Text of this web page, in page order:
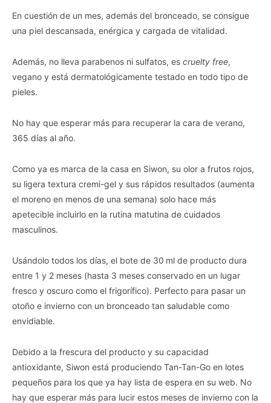
En cuestión de un mes, además del bronceado, se consigue
una piel descansada, enérgica y cargada de vitalidad.
Además, no lleva parabenos ni sulfatos, es cruelty free,
vegano y está dermatológicamente testado en todo tipo de
pieles.
No hay que esperar más para recuperar la cara de verano,
365 días al año.
Como ya es marca de la casa en Siwon, su olor a frutos rojos,
su ligera textura cremi-gel y sus rápidos resultados (aumenta
el moreno en menos de una semana) solo hace más
apetecible incluirlo en la rutina matutina de cuidados
masculinos.
Usándolo todos los días, el bote de 30 ml de producto dura
entre 1 y 2 meses (hasta 3 meses conservado en un lugar
fresco y oscuro como el frigorífico). Perfecto para pasar un
otoño e invierno con un bronceado tan saludable como
envidiable.
Debido a la frescura del producto y su capacidad
antioxidante, Siwon está produciendo Tan-Tan-Go en lotes
pequeños para los que ya hay lista de espera en su web. No
hay que esperar más para lucir estos meses de invierno con la